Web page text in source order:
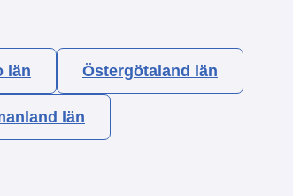
län Östergötaland län
län